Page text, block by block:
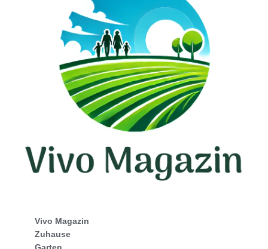
Vivo Magazin
Zuhause